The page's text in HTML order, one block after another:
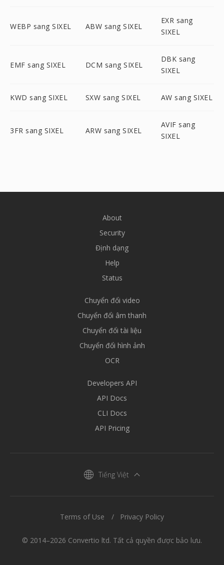
WEBP sang SIXEL ABW sang SIXEL
EXR sang
SIXEL
EMF sang SIXEL DCM sang SIXEL
DBK sang
SIXEL
KWD sang SIXEL SXW sang SIXEL AW sang SIXEL
3FR sang SIXEL ARW sang SIXEL
AVIF sang
SIXEL
About
Security
Định dạng
Help
Status
Chuyển đổi video
Chuyển đổi âm thanh
Chuyển đổi tài liệu
Chuyển đổi hình ảnh
OCR
Developers API
API Docs
CLI Docs
API Pricing
Tiếng Việt
© 2014–2026 Convertio ltd. Tất cả quyền được bảo lưu.
Terms of Use Privacy Policy